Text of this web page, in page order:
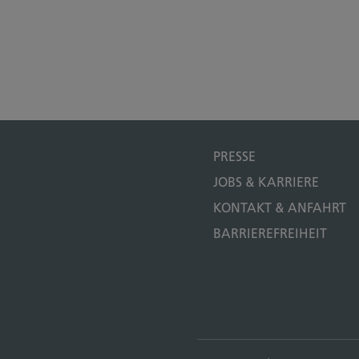
PRESSE
JOBS & KARRIERE
KONTAKT & ANFAHRT
BARRIEREFREIHEIT